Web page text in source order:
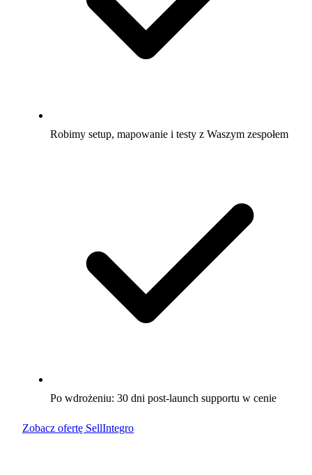
Robimy setup, mapowanie i testy z Waszym zespołem
Po wdrożeniu: 30 dni post-launch supportu w cenie
Zobacz ofertę SellIntegro